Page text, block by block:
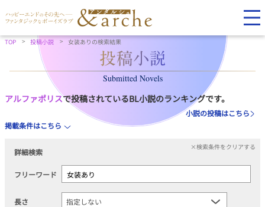
TOP 投稿小説 女装ありの検索結果
Submitted Novels
アルファポリスで投稿されているBL小説のランキングです。
小説の投稿はこちら
掲載条件はこちら
詳細検索
×検索条件をクリアする
フリーワード
長さ